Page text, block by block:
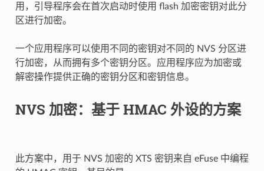
用，引导程序会在首次启动时使用 flash 加密密钥对此分
区进行加密。
一个应用程序可以使用不同的密钥对不同的 NVS 分区进
行加密，从而拥有多个密钥分区。应用程序应为加密或
解密操作提供正确的密钥分区和密钥信息。
NVS 加密：基于 HMAC 外设的方案
此方案中，用于 NVS 加密的 XTS 密钥来自 eFuse 中编程